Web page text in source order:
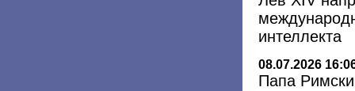
интеллекта
08.07.2026
Папа